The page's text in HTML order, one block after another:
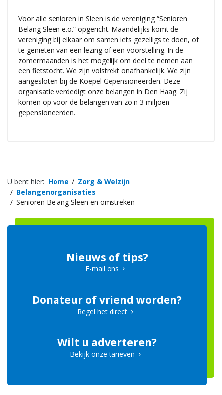
Voor alle senioren in Sleen is de vereniging “Senioren
Belang Sleen e.o.” opgericht. Maandelijks komt de
vereniging bij elkaar om samen iets gezelligs te doen, of
te genieten van een lezing of een voorstelling. In de
zomermaanden is het mogelijk om deel te nemen aan
een fietstocht. We zijn volstrekt onafhankelijk. We zijn
aangesloten bij de Koepel Gepensioneerden. Deze
organisatie verdedigt onze belangen in Den Haag. Zij
komen op voor de belangen van zo'n 3 miljoen
gepensioneerden.
U bent hier: Home
Zorg & Welzijn
Belangenorganisaties
Senioren Belang Sleen en omstreken
Nieuws of tips?
E-mail ons
Donateur of vriend worden?
Regel het direct
Wilt u adverteren?
Bekijk onze tarieven